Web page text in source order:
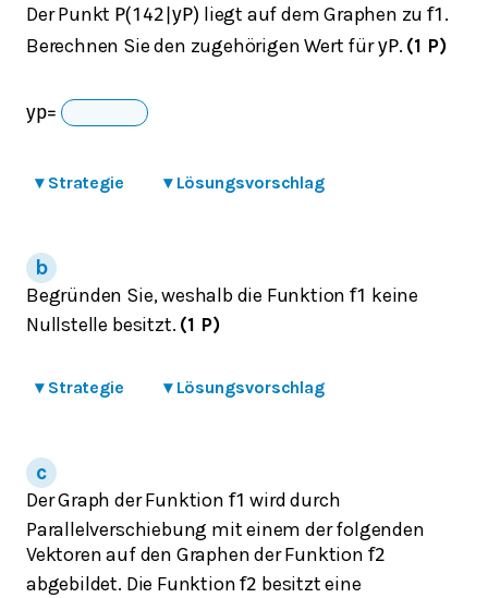
Der Punkt P(142 |yP) liegt auf dem Graphen zuf1 .
Berechnen Sie den zugehörigen Wert füryP. (1 P)
yp=
▾ Strategie ▾ Lösungsvorschlag
Begründen Sie, weshalb die Funktionf1 keine
Nullstelle besitzt. (1 P)
▾ Strategie ▾ Lösungsvorschlag
Der Graph der Funktion f1 wird durch
Parallelverschiebung mit einem der folgenden
Vektoren auf den Graphen der Funktion f2
abgebildet. Die Funktionf2 besitzt eine